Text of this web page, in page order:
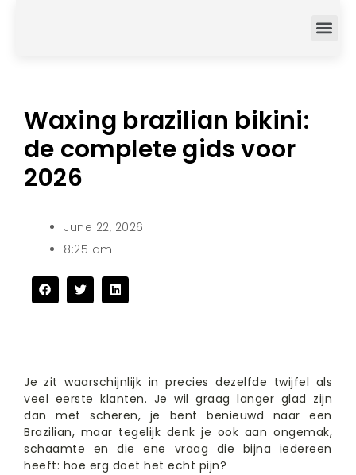
Waxing brazilian bikini:
de complete gids voor
2026
June 22, 2026
8:25 am
Je zit waarschijnlijk in precies dezelfde twijfel als
veel eerste klanten. Je wil graag langer glad zijn
dan met scheren, je bent benieuwd naar een
Brazilian, maar tegelijk denk je ook aan ongemak,
schaamte en die ene vraag die bijna iedereen
heeft: hoe erg doet het echt pijn?